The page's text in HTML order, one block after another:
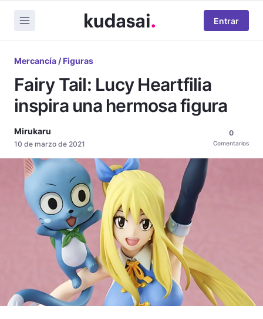
Entrar
Mercancía / Figuras
Fairy Tail: Lucy Heartfilia
inspira una hermosa figura
Mirukaru
10 de marzo de 2021
0
Comentarios